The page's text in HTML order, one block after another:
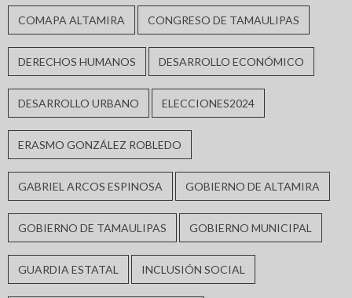
COMAPA ALTAMIRA CONGRESO DE TAMAULIPAS
DERECHOS HUMANOS DESARROLLO ECONÓMICO
DESARROLLO URBANO ELECCIONES2024
ERASMO GONZÁLEZ ROBLEDO
GABRIEL ARCOS ESPINOSA GOBIERNO DE ALTAMIRA
GOBIERNO DE TAMAULIPAS GOBIERNO MUNICIPAL
GUARDIA ESTATAL INCLUSIÓN SOCIAL